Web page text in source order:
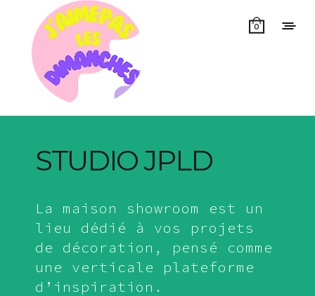
0
STUDIO JPLD
La maison showroom est un
lieu dédié à vos projets
de décoration, pensé comme
une verticale plateforme
d’inspiration.